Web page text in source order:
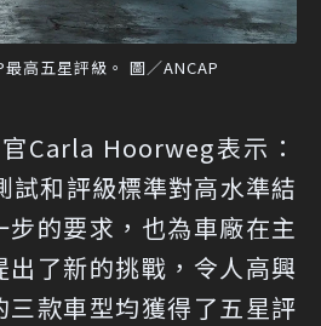
高五星評級。 圖／ANCAP
Carla Hoorweg表示：
試和評級標準對高水準結
的要求，也為車廠在主
了新的挑戰，令人高興
款車型均獲得了五星評